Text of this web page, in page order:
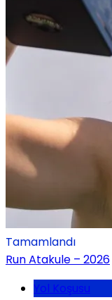
Tamamlandı
Run Atakule – 2026
Yol Koşusu